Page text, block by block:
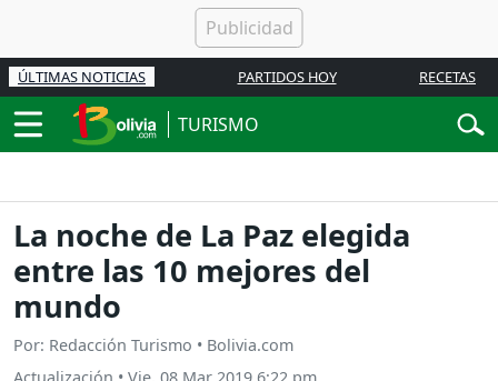
ÚLTIMAS NOTICIAS PARTIDOS HOY RECETAS
TURISMO
La noche de La Paz elegida
entre las 10 mejores del
mundo
Por: Redacción Turismo • Bolivia.com